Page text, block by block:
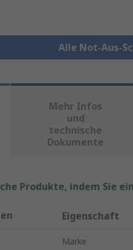
Alle Not-Aus-
Mehr Infos
und
technische
Dokumente
Produkte, indem Sie
Eigenschaft
Marke